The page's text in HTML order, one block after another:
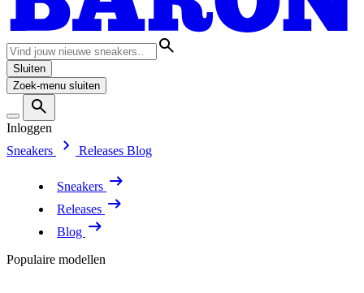
Sluiten
Zoek-menu sluiten
Inloggen
Sneakers
Releases Blog
Sneakers
Releases
Blog
Populaire modellen